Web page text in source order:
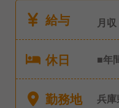
給与
月収
休日
■年
勤務地 兵